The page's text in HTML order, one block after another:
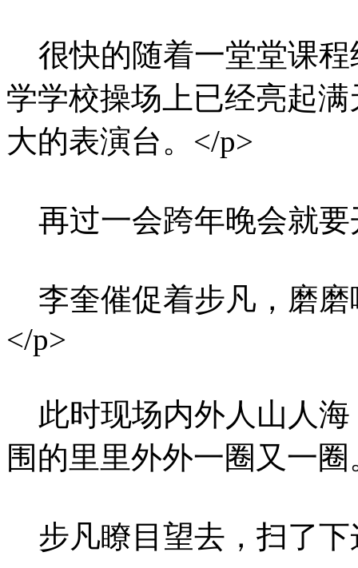
很快的随着一堂堂课程
学学校操场上已经亮起
大的表演台。</p>
再过一会跨年晚会就要
李奎催促着步凡，磨磨
</p>
此时现场内外人山人海
围的里里外外一圈又一圈
步凡瞭目望去，扫了下